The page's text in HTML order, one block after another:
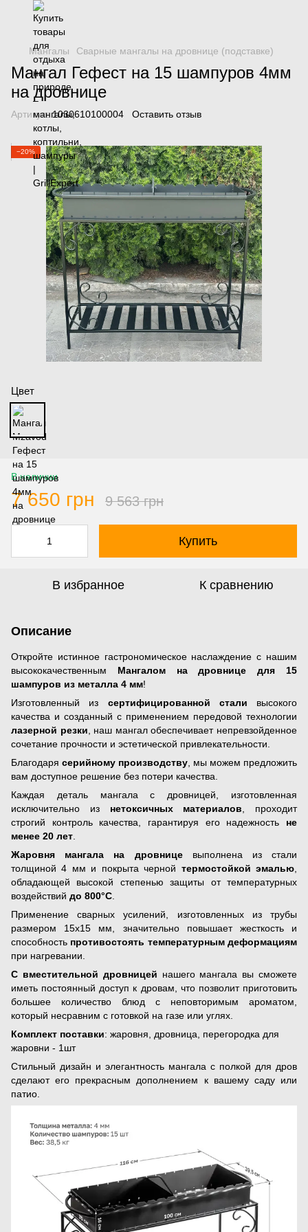
Мангалы Сварные мангалы на дровнице (подставке)
Мангал Гефест на 15 шампуров 4мм
на дровнице
Артикул:1030610100004 Оставить отзыв
−20%
Цвет
В наличии
7 650 грн 9 563 грн
Купить
В избранное К сравнению
Описание
Откройте истинное гастрономическое наслаждение с нашим
высококачественным Мангалом на дровнице для 15
шампуров из металла 4 мм!
Изготовленный из сертифицированной стали высокого
качества и созданный с применением передовой технологии
лазерной резки , наш мангал обеспечивает непревзойденное
сочетание прочности и эстетической привлекательности.
Благодаря серийному производству , мы можем предложить
вам доступное решение без потери качества.
Каждая деталь мангала с дровницей, изготовленная
исключительно из нетоксичных материалов , проходит
строгий контроль качества, гарантируя его надежность не
менее 20 лет
Жаровня мангала на дровницевыполнена из стали
толщиной 4 мм и покрыта черной термостойкой эмалью
обладающей высокой степенью защиты от температурных
воздействий до 800°C
Применение сварных усилений, изготовленных из трубы
размером 15х15 мм, значительно повышает жесткость и
способность противостоять температурным деформациям
при нагревании.
С вместительной дровницей нашего мангала вы сможете
иметь постоянный доступ к дровам, что позволит приготовить
большее количество блюд с неповторимым ароматом,
который несравним с готовкой на газе или углях.
Комплект поставки: жаровня, дровница, перегородка для
жаровни - 1шт
Стильный дизайн и элегантность мангала с полкой для дров
сделают его прекрасным дополнением к вашему саду или
патио.